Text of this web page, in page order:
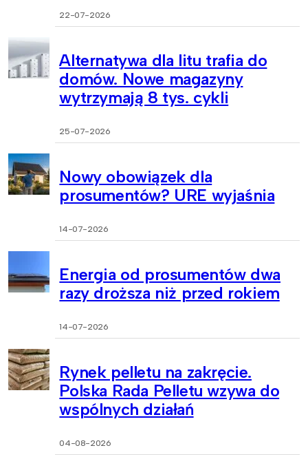
22-07-2026
Alternatywa dla litu trafia do
domów. Nowe magazyny
wytrzymają 8 tys. cykli
25-07-2026
Nowy obowiązek dla
prosumentów? URE wyjaśnia
14-07-2026
Energia od prosumentów dwa
razy droższa niż przed rokiem
14-07-2026
Rynek pelletu na zakręcie.
Polska Rada Pelletu wzywa do
wspólnych działań
04-08-2026